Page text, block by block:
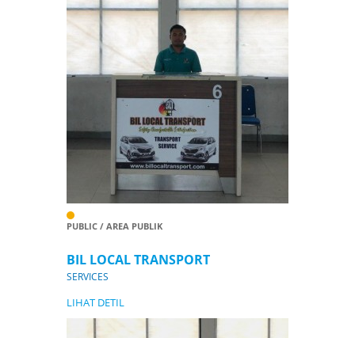
PUBLIC / AREA PUBLIK
BIL LOCAL TRANSPORT
SERVICES
LIHAT DETIL